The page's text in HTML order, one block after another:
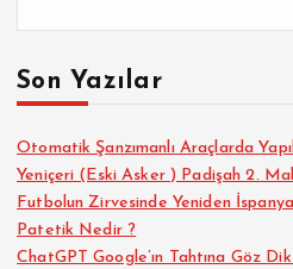
Son Yazılar
Otomatik Şanzımanlı Araçlarda
Yeniçeri (Eski Asker ) Padişah 2.
Futbolun Zirvesinde Yeniden İspanya
Patetik Nedir ?
ChatGPT Google’ın Tahtına Göz